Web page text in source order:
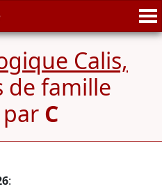
Calis,
de famille
C
: